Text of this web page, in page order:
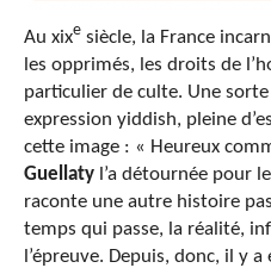
Au xixe siècle, la France
les opprimés, les droits de
particulier de culte. Une
expression yiddish, pleine
cette image : « Heureux
Guellaty l’a détournée pour
raconte une autre histoire
temps qui passe, la réalité,
l’épreuve. Depuis, donc, il y